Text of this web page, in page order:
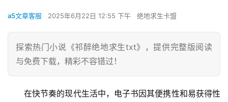
a5文章客服 2025年6月22日 12:55 下午 绝地求生卡盟
探索热门小说《祁醉绝地求生txt》，提供完整版阅读
与免费下载，精彩不容错过！
在快节奏的现代生活中，电子书因其便携性和易获得性